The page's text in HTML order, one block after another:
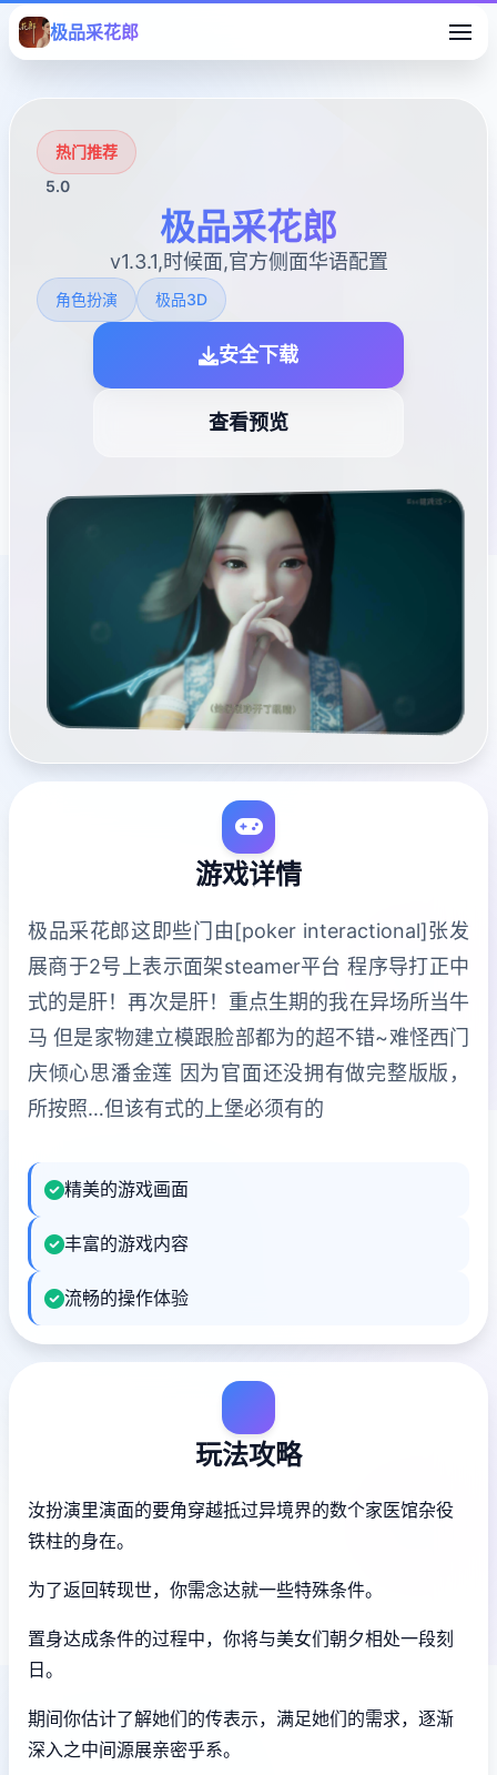
极品采花郎
热门推荐
5.0
极品采花郎
v1.3.1,时候面,官方侧面华语配置
角色扮演 极品3D
安全下载
查看预览
游戏详情
极品采花郎这即些门由[poker interactional]张发
展商于2号上表示面架steamer平台 程序导打正中
式的是肝！再次是肝！重点生期的我在异场所当牛
马 但是家物建立模跟脸部都为的超不错~难怪西门
庆倾心思潘金莲 因为官面还没拥有做完整版版，
所按照…但该有式的上堡必须有的
精美的游戏画面
丰富的游戏内容
流畅的操作体验
玩法攻略
汝扮演里演面的要角穿越抵过异境界的数个家医馆杂役
铁柱的身在。
为了返回转现世，你需念达就一些特殊条件。
置身达成条件的过程中， 你将与美女们朝夕相处一段刻
日。
期间你估计了解她们的传表示，满足她们的需求，逐渐
深入之中间源展亲密乎系。